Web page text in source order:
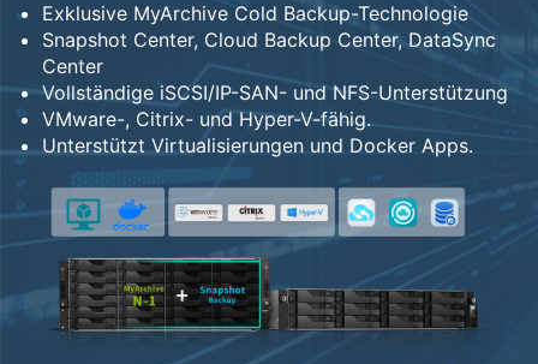
Exklusive MyArchive Cold Backup-Technologie
Snapshot Center, Cloud Backup Center, DataSync
Center
Vollständige iSCSI/IP-SAN- und NFS-Unterstützung
VMware-, Citrix- und Hyper-V-fähig.
Unterstützt Virtualisierungen und Docker Apps.